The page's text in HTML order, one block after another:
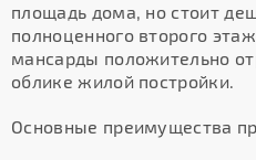
площадь дома, но стоит
полноценного второго
мансарды положительно
облике жилой постройки.
Основные преимущества